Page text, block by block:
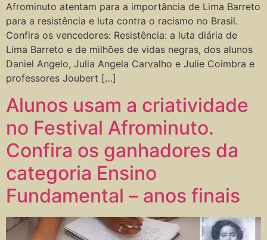
Afrominuto atentam para a importância de Lima Barreto
para a resistência e luta contra o racismo no Brasil.
Confira os vencedores: Resistência: a luta diária de
Lima Barreto e de milhões de vidas negras, dos alunos
Daniel Angelo, Julia Angela Carvalho e Julie Coimbra e
professores Joubert […]
Alunos usam a criatividade
no Festival Afrominuto.
Confira os ganhadores da
categoria Ensino
Fundamental – anos finais